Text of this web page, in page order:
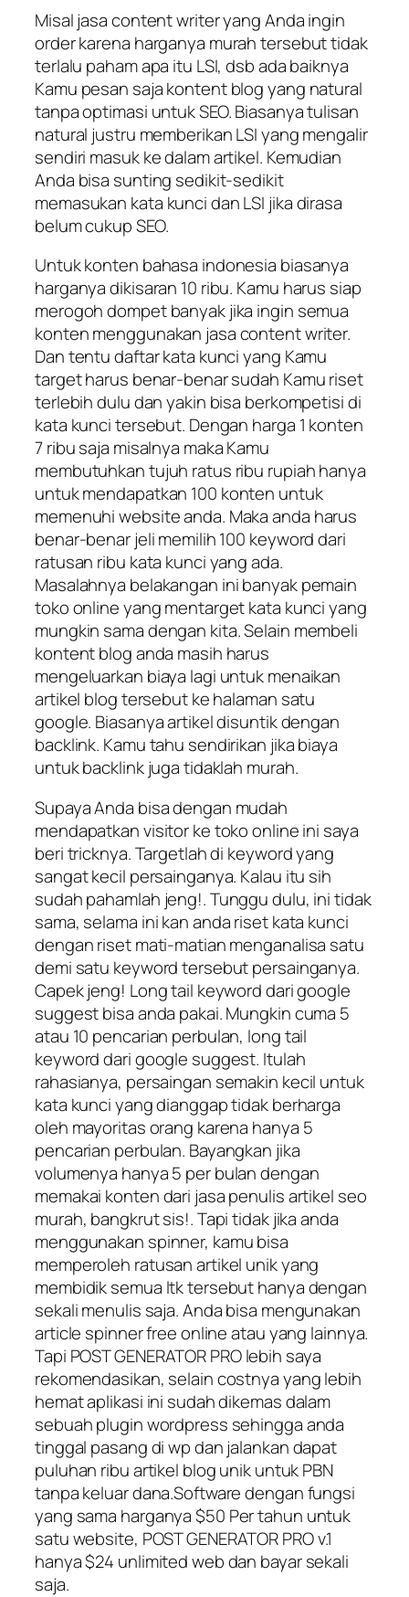
Misal jasa content writer yang Anda ingin
order karena harganya murah tersebut tidak
terlalu paham apa itu LSI, dsb ada baiknya
Kamu pesan saja kontent blog yang natural
tanpa optimasi untuk SEO. Biasanya tulisan
natural justru memberikan LSI yang mengalir
sendiri masuk ke dalam artikel. Kemudian
Anda bisa sunting sedikit-sedikit
memasukan kata kunci dan LSI jika dirasa
belum cukup SEO.
Untuk konten bahasa indonesia biasanya
harganya dikisaran 10 ribu. Kamu harus siap
merogoh dompet banyak jika ingin semua
konten menggunakan jasa content writer.
Dan tentu daftar kata kunci yang Kamu
target harus benar-benar sudah Kamu riset
terlebih dulu dan yakin bisa berkompetisi di
kata kunci tersebut. Dengan harga 1 konten
7 ribu saja misalnya maka Kamu
membutuhkan tujuh ratus ribu rupiah hanya
untuk mendapatkan 100 konten untuk
memenuhi website anda. Maka anda harus
benar-benar jeli memilih 100 keyword dari
ratusan ribu kata kunci yang ada.
Masalahnya belakangan ini banyak pemain
toko online yang mentarget kata kunci yang
mungkin sama dengan kita. Selain membeli
kontent blog anda masih harus
mengeluarkan biaya lagi untuk menaikan
artikel blog tersebut ke halaman satu
google. Biasanya artikel disuntik dengan
backlink. Kamu tahu sendirikan jika biaya
untuk backlink juga tidaklah murah.
Supaya Anda bisa dengan mudah
mendapatkan visitor ke toko online ini saya
beri tricknya. Targetlah di keyword yang
sangat kecil persainganya. Kalau itu sih
sudah pahamlah jeng!. Tunggu dulu, ini tidak
sama, selama ini kan anda riset kata kunci
dengan riset mati-matian menganalisa satu
demi satu keyword tersebut persainganya.
Capek jeng! Long tail keyword dari google
suggest bisa anda pakai. Mungkin cuma 5
atau 10 pencarian perbulan, long tail
keyword dari google suggest. Itulah
rahasianya, persaingan semakin kecil untuk
kata kunci yang dianggap tidak berharga
oleh mayoritas orang karena hanya 5
pencarian perbulan. Bayangkan jika
volumenya hanya 5 per bulan dengan
memakai konten dari jasa penulis artikel seo
murah, bangkrut sis!. Tapi tidak jika anda
menggunakan spinner, kamu bisa
memperoleh ratusan artikel unik yang
membidik semua ltk tersebut hanya dengan
sekali menulis saja. Anda bisa mengunakan
article spinner free online atau yang lainnya.
Tapi POST GENERATOR PRO lebih saya
rekomendasikan, selain costnya yang lebih
hemat aplikasi ini sudah dikemas dalam
sebuah plugin wordpress sehingga anda
tinggal pasang di wp dan jalankan dapat
puluhan ribu artikel blog unik untuk PBN
tanpa keluar dana.Software dengan fungsi
yang sama harganya $50 Per tahun untuk
satu website, POST GENERATOR PRO v.1
hanya $24 unlimited web dan bayar sekali
saja.